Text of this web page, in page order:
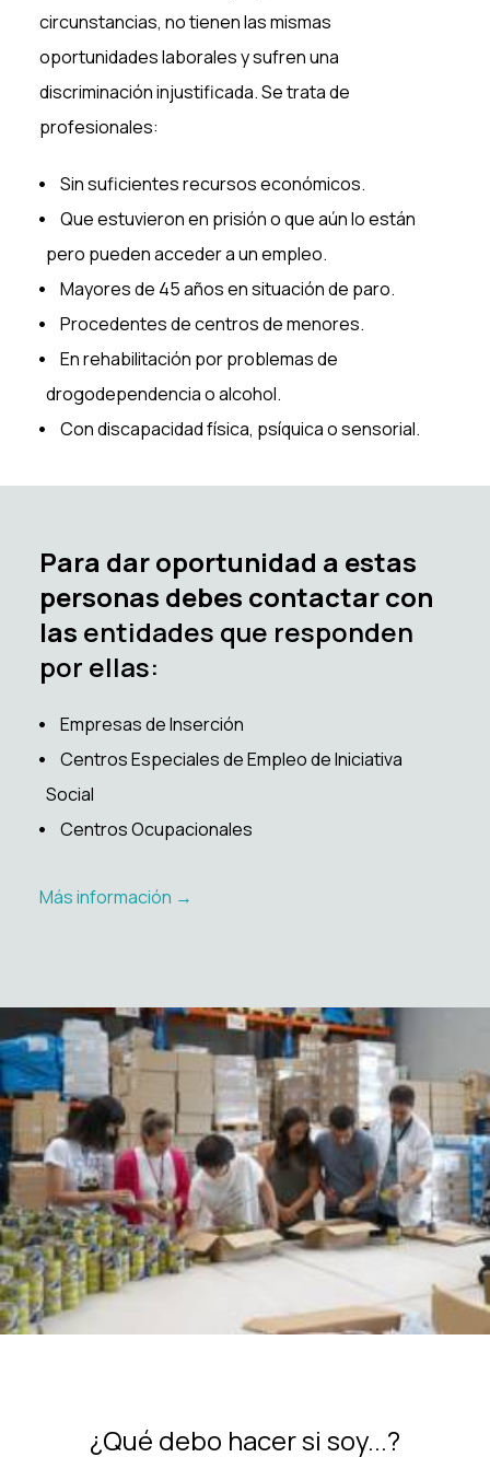
circunstancias, no tienen las mismas
oportunidades laborales y sufren una
discriminación injustificada. Se trata de
profesionales:
Sin suficientes recursos económicos.
Que estuvieron en prisión o que aún lo están
pero pueden acceder a un empleo.
Mayores de 45 años en situación de paro.
Procedentes de centros de menores.
En rehabilitación por problemas de
drogodependencia o alcohol.
Con discapacidad física, psíquica o sensorial.
Para dar oportunidad a estas
personas debes contactar con
las entidades que responden
por ellas:
Empresas de Inserción
Centros Especiales de Empleo de Iniciativa
Social
Centros Ocupacionales
Más información →️
¿Qué debo hacer si soy...?